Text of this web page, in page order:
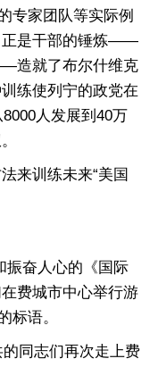
专家团队等实际例
正是干部的锤炼——
造就了布尔什维克
练使列宁的政党在
人发展到40万
来训练未来“美国
奋人心的《国际
费城市中心举行游
标语。
同志们再次走上费